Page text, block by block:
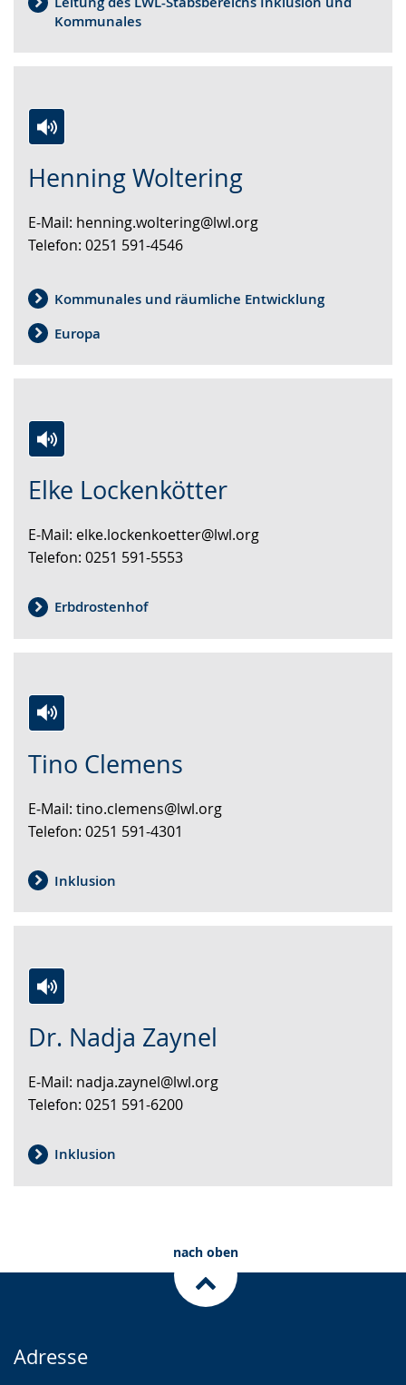
Kommunales
Henning Woltering
Leichten
wechseln.
Audio-
Video
Deutscher
Gebärdensprache
angezeigt.
E-Mail: henning.woltering@lwl.org
Telefon: 0251 591-4546
Kommunales und räumliche Entwicklung
Europa
Elke Lockenkötter
Leichten
wechseln.
Audio-
Video
Deutscher
Gebärdensprache
angezeigt.
E-Mail: elke.lockenkoetter@lwl.org
Telefon: 0251 591-5553
Erbdrostenhof
Tino Clemens
Leichten
wechseln.
Audio-
Video
Deutscher
Gebärdensprache
angezeigt.
E-Mail: tino.clemens@lwl.org
Telefon: 0251 591-4301
Inklusion
Dr. Nadja Zaynel
Leichten
wechseln.
Audio-
Video
Deutscher
Gebärdensprache
angezeigt.
E-Mail: nadja.zaynel@lwl.org
Telefon: 0251 591-6200
Inklusion
nach oben
Adresse